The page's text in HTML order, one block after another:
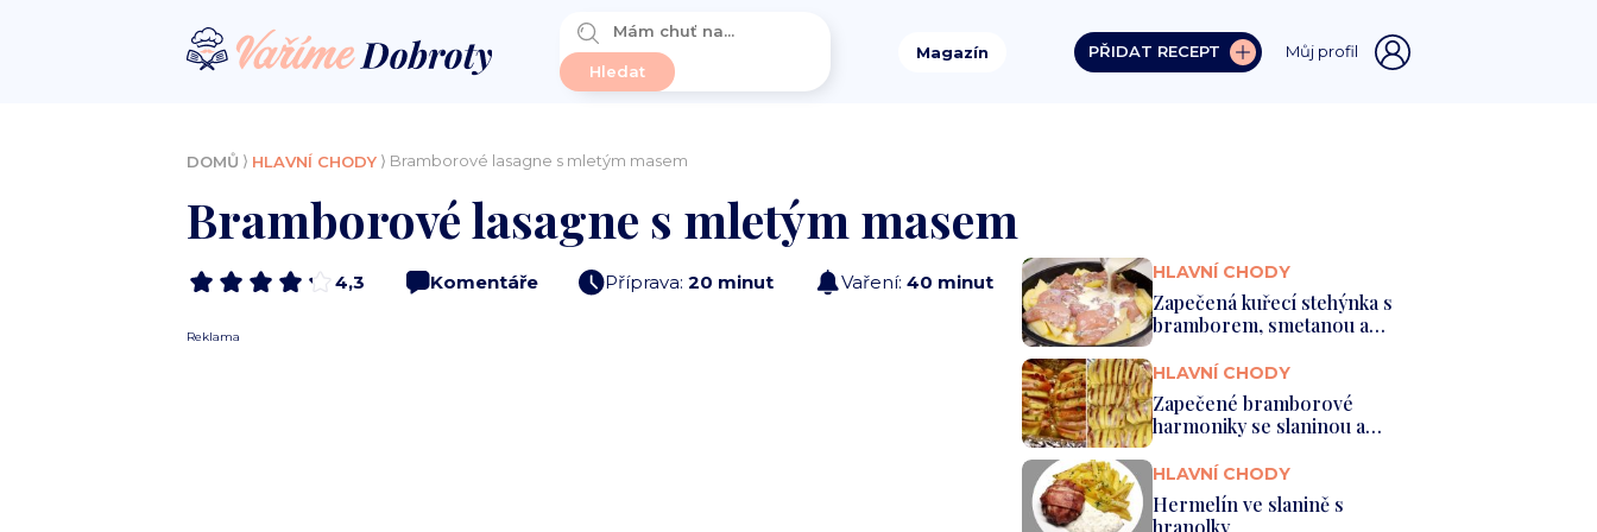
Magazín PŘIDAT RECEPT Můj profil
DOMŮ ⟩ HLAVNÍ CHODY⟩ Bramborové lasagne s mletým masem
Bramborové lasagne s mletým masem
4,3 Komentáře Příprava:20 minut Vaření: 40 minut
Reklama
HLAVNÍ CHODY
Zapečená kuřecí stehýnka s
bramborem, smetanou a
sýrem
HLAVNÍ CHODY
Zapečené bramborové
harmoniky se slaninou a
sýrem
HLAVNÍ CHODY
Hermelín ve slanině s
hranolky